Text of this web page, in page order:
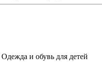
Одежда и обувь для детей